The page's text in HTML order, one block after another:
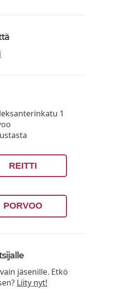
1
REITTI
PORVOO
jäsenille. Etkö
Liity nyt!